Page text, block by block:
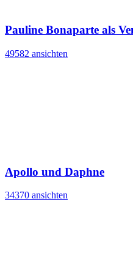
Pauline Bonaparte als
49582 ansichten
Apollo und Daphne
34370 ansichten